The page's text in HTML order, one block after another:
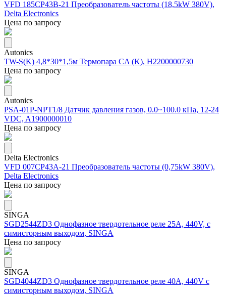
VFD 185CP43B-21 Преобразователь частоты (18,5kW 380V),
Delta Electronics
Цена по запросу
Autonics
TW-S(K) 4,8*30*1,5м Термопара CA (K), H2200000730
Цена по запросу
Autonics
PSA-01P-NPT1/8 Датчик давления газов, 0.0~100.0 кПа, 12-24
VDC, A1900000010
Цена по запросу
Delta Electronics
VFD 007CP43A-21 Преобразователь частоты (0,75kW 380V),
Delta Electronics
Цена по запросу
SINGA
SGD2544ZD3 Однофазное твердотельное реле 25А, 440V, с
симисторным выходом, SINGA
Цена по запросу
SINGA
SGD4044ZD3 Однофазное твердотельное реле 40А, 440V с
симисторным выходом, SINGA